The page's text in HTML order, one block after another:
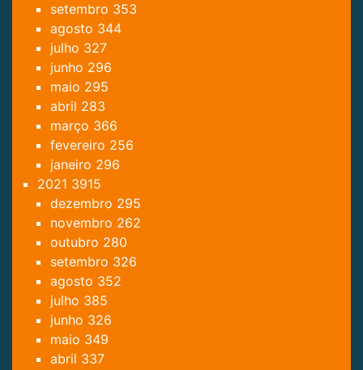
setembro 353
agosto 344
julho 327
junho 296
maio 295
abril 283
março 366
fevereiro 256
janeiro 296
2021 3915
dezembro 295
novembro 262
outubro 280
setembro 326
agosto 352
julho 385
junho 326
maio 349
abril 337